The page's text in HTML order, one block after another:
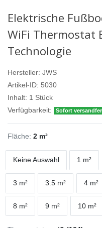
Elektrische
WiFi Thermostat
Technologie
Hersteller: JWS
Artikel-ID: 5030
Inhalt: 1 Stück
Verfügbarkeit:
Sofort
Fläche: 2 m²
Keine Auswahl 1 m²
3 m² 3.5 m² 4 m²
8 m² 9 m² 10 m²